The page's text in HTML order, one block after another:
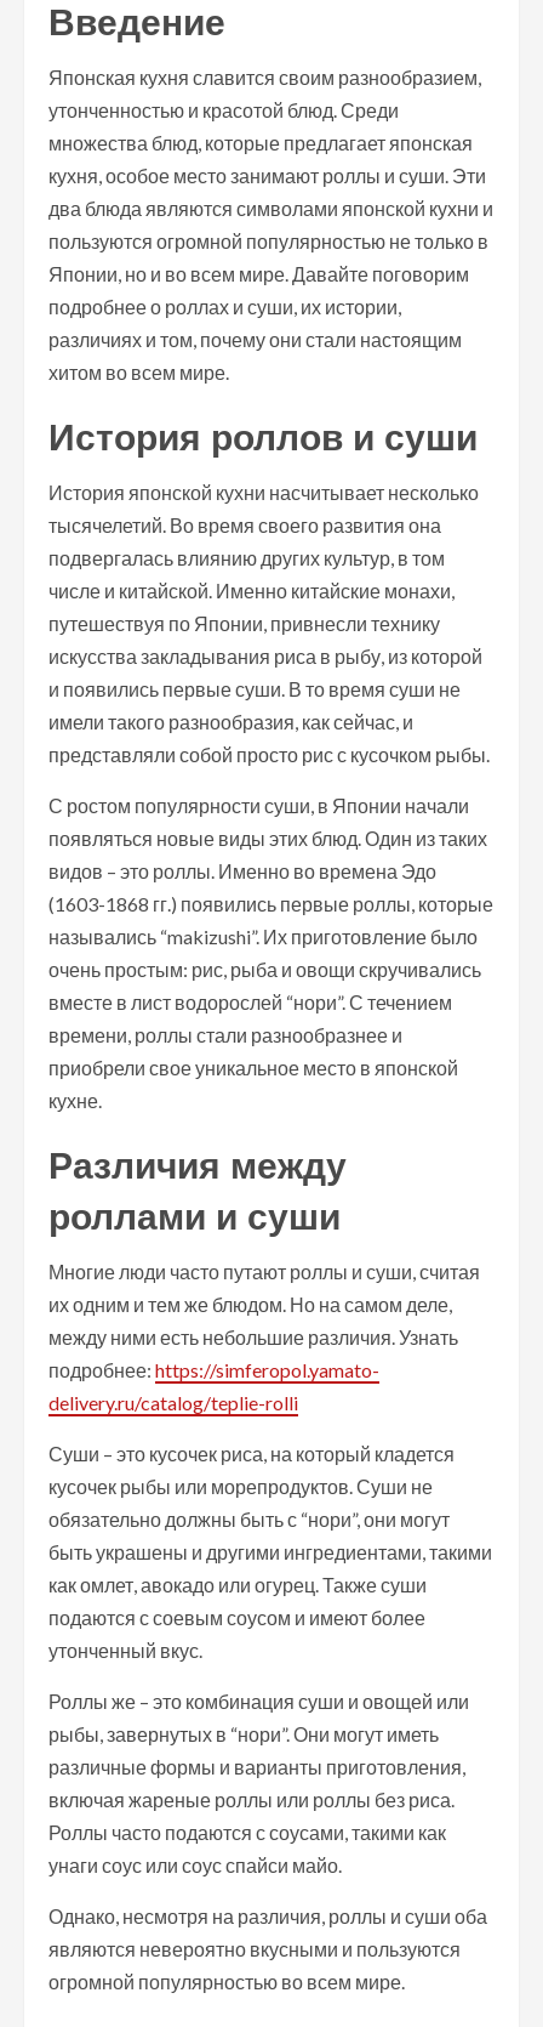
Введение
Японская кухня славится своим разнообразием,
утонченностью и красотой блюд. Среди
множества блюд, которые предлагает японская
кухня, особое место занимают роллы и суши. Эти
два блюда являются символами японской кухни и
пользуются огромной популярностью не только в
Японии, но и во всем мире. Давайте поговорим
подробнее о роллах и суши, их истории,
различиях и том, почему они стали настоящим
хитом во всем мире.
История роллов и суши
История японской кухни насчитывает несколько
тысячелетий. Во время своего развития она
подвергалась влиянию других культур, в том
числе и китайской. Именно китайские монахи,
путешествуя по Японии, привнесли технику
искусства закладывания риса в рыбу, из которой
и появились первые суши. В то время суши не
имели такого разнообразия, как сейчас, и
представляли собой просто рис с кусочком рыбы.
С ростом популярности суши, в Японии начали
появляться новые виды этих блюд. Один из таких
видов – это роллы. Именно во времена Эдо
(1603-1868 гг.) появились первые роллы, которые
назывались “makizushi”. Их приготовление было
очень простым: рис, рыба и овощи скручивались
вместе в лист водорослей “нори”. С течением
времени, роллы стали разнообразнее и
приобрели свое уникальное место в японской
кухне.
Различия между
роллами и суши
Многие люди часто путают роллы и суши, считая
их одним и тем же блюдом. Но на самом деле,
между ними есть небольшие различия. Узнать
подробнее: https://simferopol.yamato-
delivery.ru/catalog/teplie-rolli
Суши – это кусочек риса, на который кладется
кусочек рыбы или морепродуктов. Суши не
обязательно должны быть с “нори”, они могут
быть украшены и другими ингредиентами, такими
как омлет, авокадо или огурец. Также суши
подаются с соевым соусом и имеют более
утонченный вкус.
Роллы же – это комбинация суши и овощей или
рыбы, завернутых в “нори”. Они могут иметь
различные формы и варианты приготовления,
включая жареные роллы или роллы без риса.
Роллы часто подаются с соусами, такими как
унаги соус или соус спайси майо.
Однако, несмотря на различия, роллы и суши оба
являются невероятно вкусными и пользуются
огромной популярностью во всем мире.